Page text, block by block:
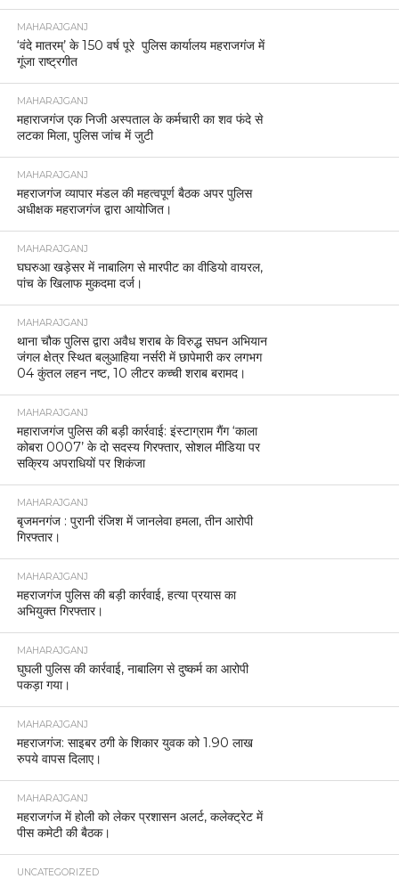
MAHARAJGANJ
‘वंदे मातरम्’ के 150 वर्ष पूरे पुलिस कार्यालय महराजगंज में
गूंजा राष्ट्रगीत
MAHARAJGANJ
महाराजगंज एक निजी अस्पताल के कर्मचारी का शव फंदे से
लटका मिला, पुलिस जांच में जुटी
MAHARAJGANJ
महराजगंज व्यापार मंडल की महत्वपूर्ण बैठक अपर पुलिस
अधीक्षक महराजगंज द्वारा आयोजित।
MAHARAJGANJ
घघरुआ खड़ेसर में नाबालिग से मारपीट का वीडियो वायरल,
पांच के खिलाफ मुकदमा दर्ज।
MAHARAJGANJ
थाना चौक पुलिस द्वारा अवैध शराब के विरुद्ध सघन अभियान
जंगल क्षेत्र स्थित बलुआहिया नर्सरी में छापेमारी कर लगभग
04 कुंतल लहन नष्ट, 10 लीटर कच्ची शराब बरामद।
MAHARAJGANJ
महाराजगंज पुलिस की बड़ी कार्रवाई: इंस्टाग्राम गैंग ‘काला
कोबरा 0007’ के दो सदस्य गिरफ्तार, सोशल मीडिया पर
सक्रिय अपराधियों पर शिकंजा
MAHARAJGANJ
बृजमनगंज : पुरानी रंजिश में जानलेवा हमला, तीन आरोपी
गिरफ्तार।
MAHARAJGANJ
महराजगंज पुलिस की बड़ी कार्रवाई, हत्या प्रयास का
अभियुक्त गिरफ्तार।
MAHARAJGANJ
घुघली पुलिस की कार्रवाई, नाबालिग से दुष्कर्म का आरोपी
पकड़ा गया।
MAHARAJGANJ
महराजगंज: साइबर ठगी के शिकार युवक को 1.90 लाख
रुपये वापस दिलाए।
MAHARAJGANJ
महराजगंज में होली को लेकर प्रशासन अलर्ट, कलेक्ट्रेट में
पीस कमेटी की बैठक।
UNCATEGORIZED